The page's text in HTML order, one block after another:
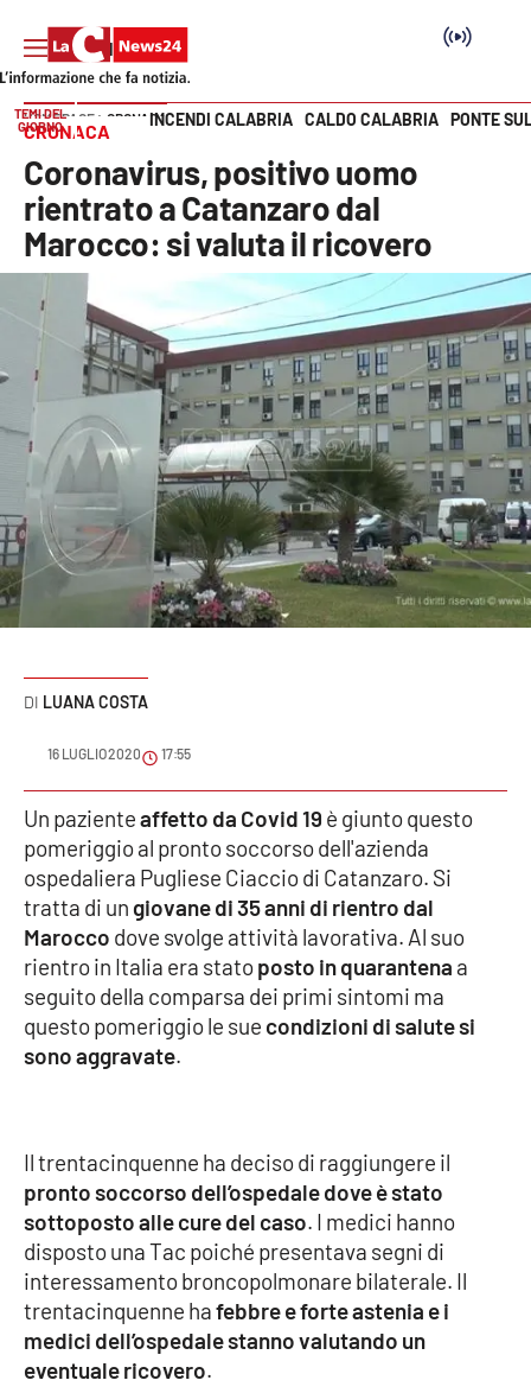
SEZIONI
Cronaca
Politica
Attualità
Economia e lavoro
Italia Mondo
Sanità
Meteo
Editoriali
VIDEO
Ambiente
Cronaca
Economia e Lavoro
Politica
Sanità
Società
Vai
TEMI DEL
GIORNO
INCENDI CALABRIA CALDO CALABRIA PONTE
HOME PAGE CRONACA
CRONACA
Coronavirus, positivo uomo
rientrato a Catanzaro dal
Marocco: si valuta il ricovero
LUANA COSTA
16 LUGLIO 2020 17:55
Un pazienteaffetto da Covid 19 è giunto questo
pomeriggio al pronto soccorso dell'azienda
ospedaliera Pugliese Ciaccio di Catanzaro. Si
tratta di un giovane di 35 anni di rientro dal
Marocco dove svolge attività lavorativa. Al suo
rientro in Italia era statoposto in quarantena a
seguito della comparsa dei primi sintomi ma
questo pomeriggio le sue condizioni di salute si
sono aggravate.
Il trentacinquenne ha deciso di raggiungere il
pronto soccorso dell’ospedale dove è stato
sottoposto alle cure del caso. I medici hanno
disposto una Tac poiché presentava segni di
interessamento broncopolmonare bilaterale. Il
trentacinquenne hafebbre e forte astenia e i
medici dell’ospedale stanno valutando un
eventuale ricovero.